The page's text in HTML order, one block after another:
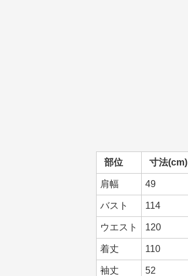
部位 寸法(cm)
肩幅 49
バスト 114
ウエスト 120
着丈 110
袖丈 52